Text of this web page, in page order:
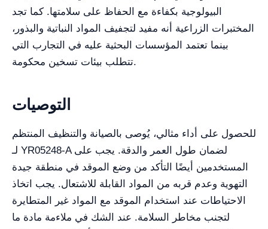
البيولوجية بكفاءة مع الحفاظ على سلامتها. كما تجد
المختبرات الزراعية أنه مفيد لتجفيف المواد النباتية والبذور،
بينما تعتمد المؤسسات البحثية عليه في التجارب التي
تتطلب بيئات تسخين محكومة.
التوصيات
للحصول على أداء مثالي، يُوصى بالصيانة والتنظيف المنتظم
لـ YR05248-A لضمان طول العمر والدقة. يجب على
المستخدمين أيضًا التأكد من وضع الموقد في منطقة جيدة
التهوية وعدم قربه من المواد القابلة للاشتعال. يجب اتخاذ
الاحتياطات عند استخدام الموقد مع المواد غير المتطايرة
لتجنب مخاطر السلامة. عند الشك في ملاءمة مادة ما